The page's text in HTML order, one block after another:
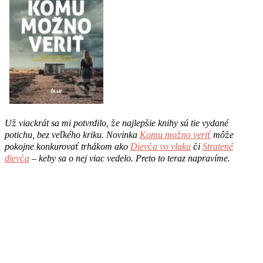
Už viackrát sa mi potvrdilo, že najlepšie knihy sú tie vydané
potichu, bez veľkého kriku. Novinka Komu možno veriťmôže
pokojne konkurovať trhákom ako Dievča vo vlaku či Stratené
dievča – keby sa o nej viac vedelo. Preto to teraz napravíme.